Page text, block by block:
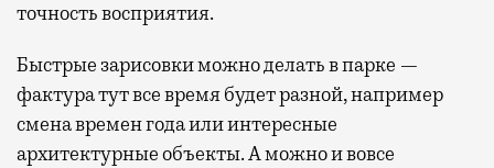
точность восприятия.
Быстрые зарисовки можно делать в парке —
фактура тут все время будет разной, например
смена времен года или интересные
архитектурные объекты. А можно и вовсе